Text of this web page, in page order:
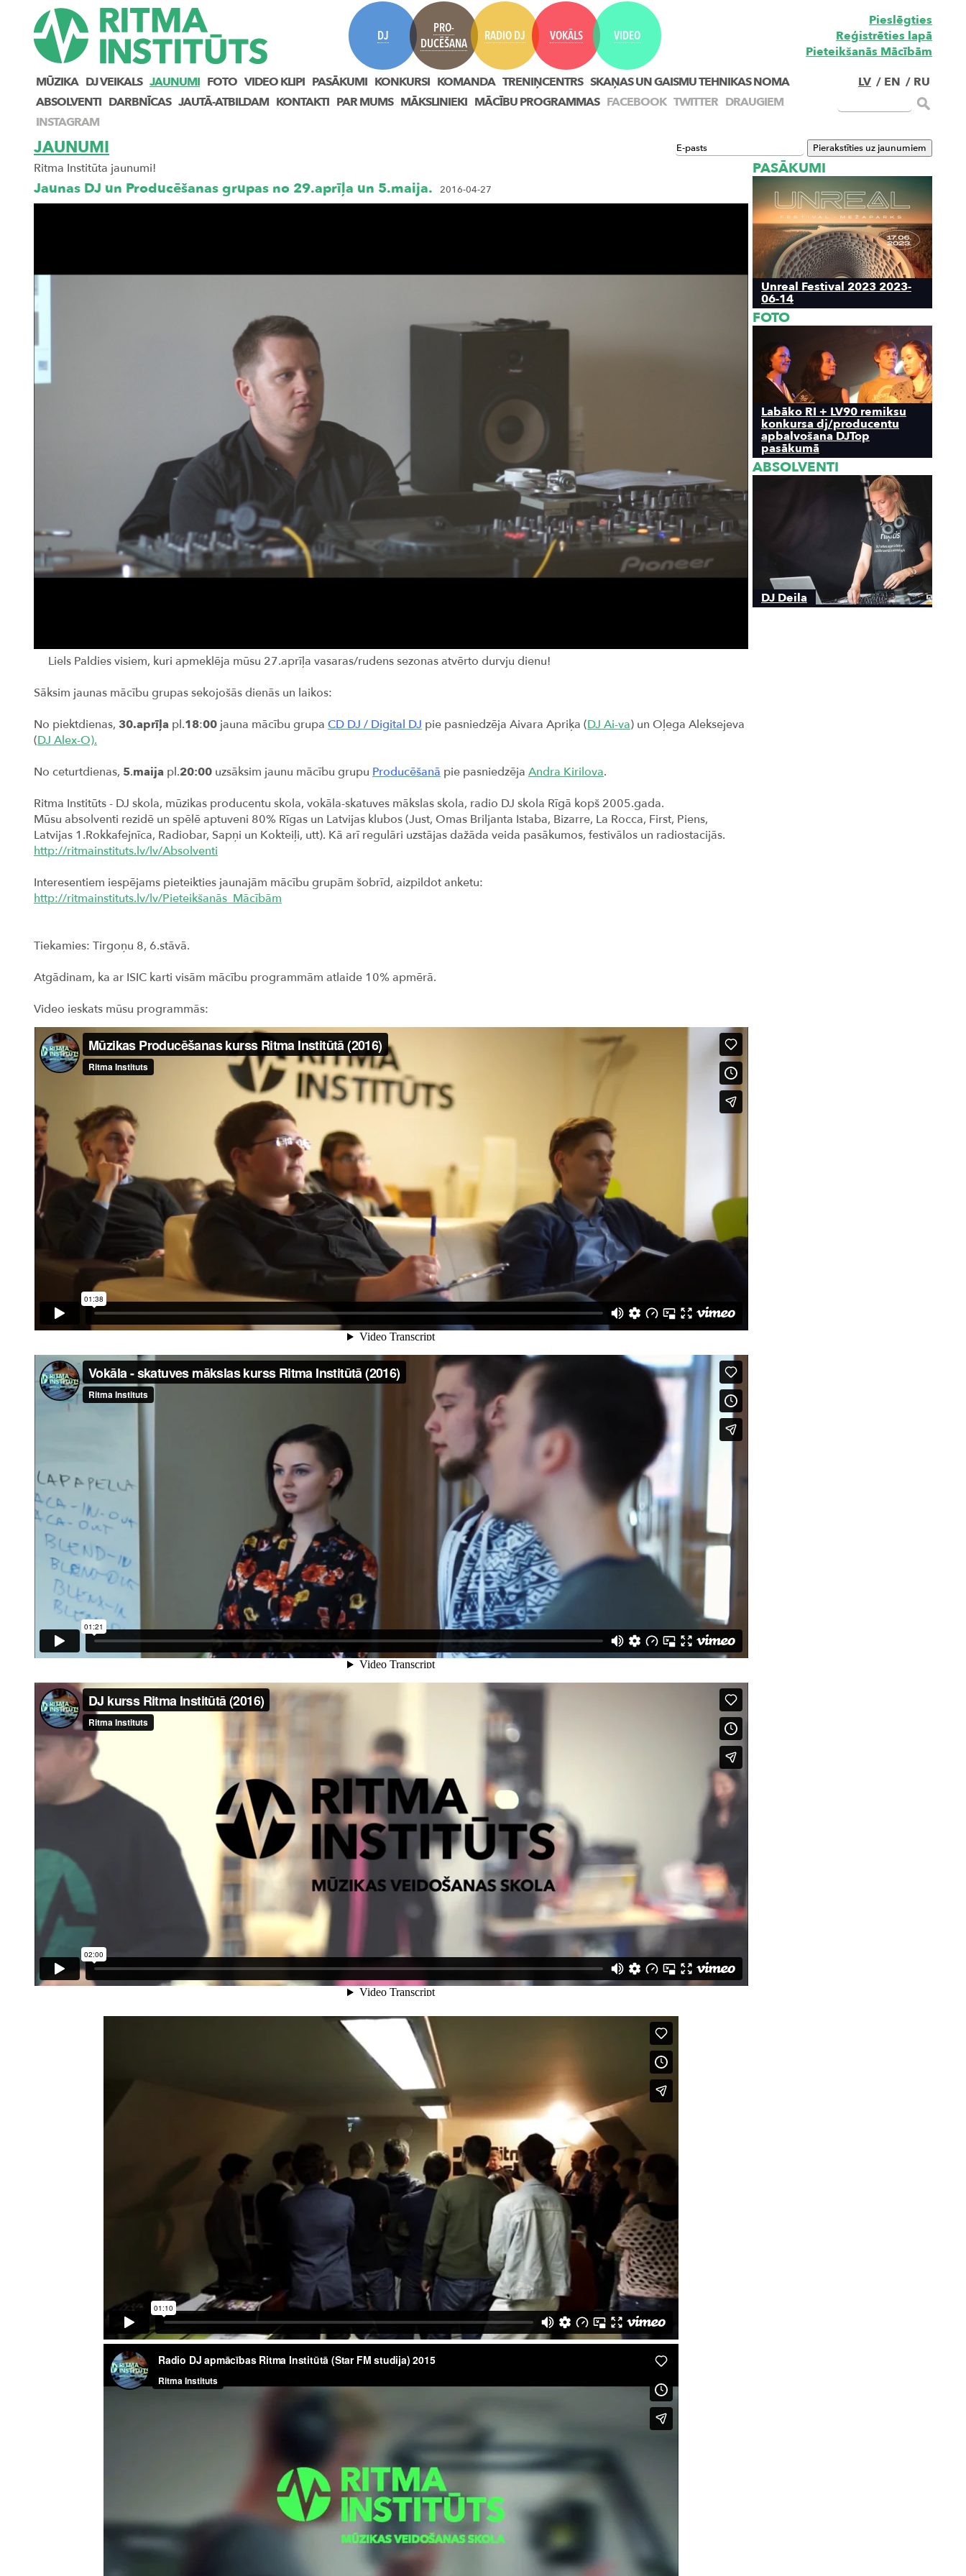
DJ
PRO-
DUCĒŠANA
RADIO DJ VOKĀLS VIDEO
Pieslēgties
Reģistrēties lapā
Pieteikšanās Mācībām
MŪZIKA DJ VEIKALS JAUNUMI FOTO VIDEO KLIPI PASĀKUMI KONKURSI KOMANDA TRENIŅCENTRS SKAŅAS UN GAISMU TEHNIKAS NOMA
ABSOLVENTI DARBNĪCAS JAUTĀ-ATBILDAM KONTAKTI PAR MUMS MĀKSLINIEKI MĀCĪBU PROGRAMMAS FACEBOOK TWITTER DRAUGIEM
INSTAGRAM
LV / EN / RU
JAUNUMI
Ritma Institūta jaunumi!
Jaunas DJ un Producēšanas grupas no 29.aprīļa un 5.maija. 2016-04-27
Liels Paldies visiem, kuri apmeklēja mūsu 27.aprīļa vasaras/rudens sezonas atvērto durvju dienu!
Sāksim jaunas mācību grupas sekojošās dienās un laikos:
No piektdienas, 30.aprīļa pl.18:00 jauna mācību grupa CD DJ / Digital DJ pie pasniedzēja Aivara Apriķa (DJ Ai-va) un Oļega Aleksejeva
(DJ Alex-O).
No ceturtdienas, 5.maija pl.20:00 uzsāksim jaunu mācību grupu Producēšanā pie pasniedzēja Andra Kirilova.
Ritma Institūts - DJ skola, mūzikas producentu skola, vokāla-skatuves mākslas skola, radio DJ skola Rīgā kopš 2005.gada.
Mūsu absolventi rezidē un spēlē aptuveni 80% Rīgas un Latvijas klubos (Just, Omas Briljanta Istaba, Bizarre, La Rocca, First, Piens,
Latvijas 1.Rokkafejnīca, Radiobar, Sapņi un Kokteiļi, utt). Kā arī regulāri uzstājas dažāda veida pasākumos, festivālos un radiostacijās.
http://ritmainstituts.lv/lv/Absolventi
Interesentiem iespējams pieteikties jaunajām mācību grupām šobrīd, aizpildot anketu:
http://ritmainstituts.lv/lv/Pieteikšanās_Mācībām
Tiekamies: Tirgoņu 8, 6.stāvā.
Atgādinam, ka ar ISIC karti visām mācību programmām atlaide 10% apmērā.
Video ieskats mūsu programmās:
PASĀKUMI
Unreal Festival 2023 2023-
06-14
FOTO
Labāko RI + LV90 remiksu
konkursa dj/producentu
apbalvošana DJTop
pasākumā
ABSOLVENTI
DJ Deila